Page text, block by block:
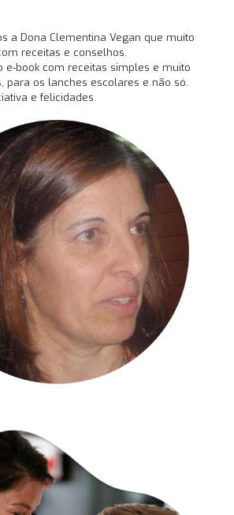
a Dona Clementina Vegan que muito
receitas e conselhos.
e-book com receitas simples e muito
para os lanches escolares e não só.
e felicidades.